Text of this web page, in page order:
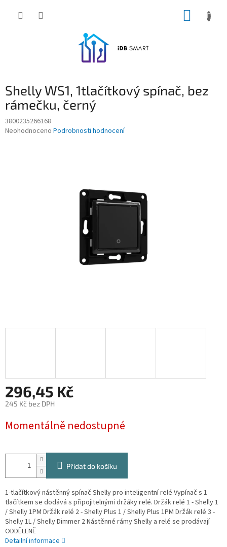
Shelly WS1, 1tlačítkový spínač, bez
rámečku, černý
3800235266168
Průměrné
Neohodnoceno Podrobnosti hodnocení
296,45 Kč
245 Kč bez DPH
cena:
Momentálně nedostupné
Přidat do košíku
1-tlačítkový nástěnný spínač Shelly pro inteligentní relé Vypínač s 1
tlačítkem se dodává s připojitelnými držáky relé. Držák relé 1 - Shelly 1
/ Shelly 1PM Držák relé 2 - Shelly Plus 1 / Shelly Plus 1PM Držák relé 3 -
Shelly 1L / Shelly Dimmer 2 Nástěnné rámy Shelly a relé se prodávají
ODDĚLENĚ
Detailní informace